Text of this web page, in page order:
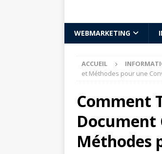
WEBMARKETING
ACCUEIL
et Méthodes pour une
Comment
Document
Méthodes